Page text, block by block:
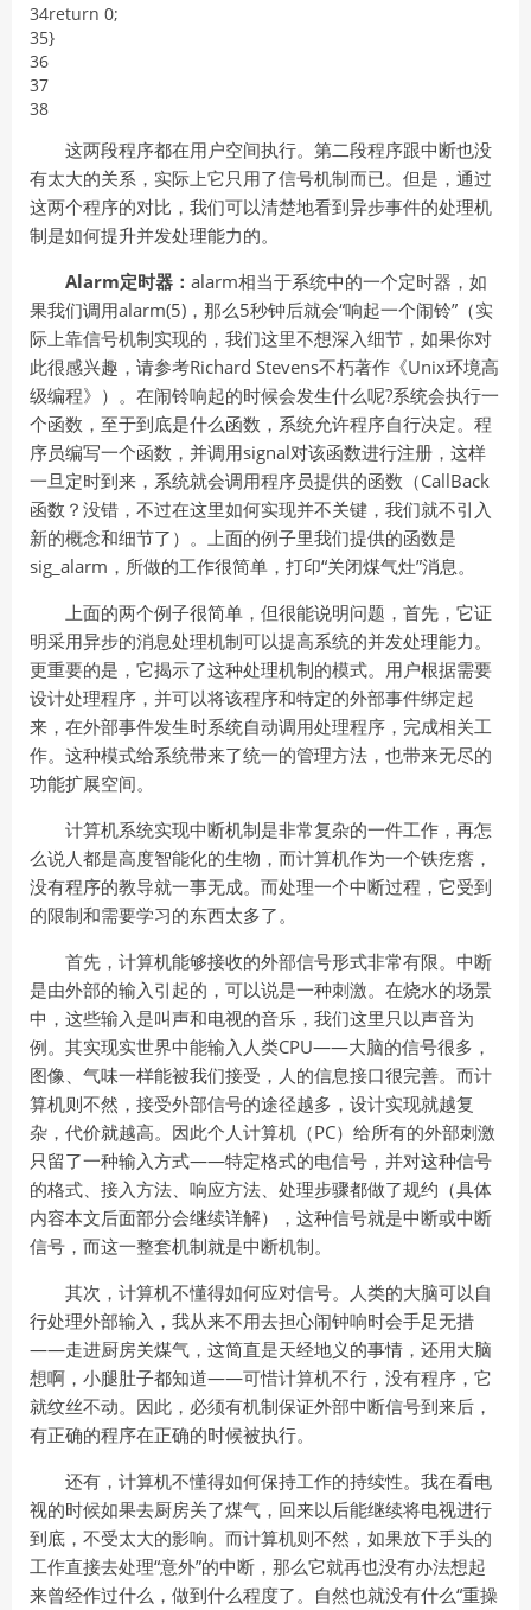
34
35
36
37
38
return 0;
}
这两段程序都在用户空间执行。第二段程序跟中断也没
有太大的关系，实际上它只用了信号机制而已。但是，通过
这两个程序的对比，我们可以清楚地看到异步事件的处理机
制是如何提升并发处理能力的。
Alarm定时器： alarm相当于系统中的一个定时器，如
果我们调用alarm(5)，那么5秒钟后就会“响起一个闹铃”（实
际上靠信号机制实现的，我们这里不想深入细节，如果你对
此很感兴趣，请参考Richard Stevens不朽著作《Unix环境高
级编程》）。在闹铃响起的时候会发生什么呢?系统会执行一
个函数，至于到底是什么函数，系统允许程序自行决定。程
序员编写一个函数，并调用signal对该函数进行注册，这样
一旦定时到来，系统就会调用程序员提供的函数（CallBack
函数？没错，不过在这里如何实现并不关键，我们就不引入
新的概念和细节了）。上面的例子里我们提供的函数是
sig_alarm，所做的工作很简单，打印“关闭煤气灶”消息。
上面的两个例子很简单，但很能说明问题，首先，它证
明采用异步的消息处理机制可以提高系统的并发处理能力。
更重要的是，它揭示了这种处理机制的模式。用户根据需要
设计处理程序，并可以将该程序和特定的外部事件绑定起
来，在外部事件发生时系统自动调用处理程序，完成相关工
作。这种模式给系统带来了统一的管理方法，也带来无尽的
功能扩展空间。
计算机系统实现中断机制是非常复杂的一件工作，再怎
么说人都是高度智能化的生物，而计算机作为一个铁疙瘩，
没有程序的教导就一事无成。而处理一个中断过程，它受到
的限制和需要学习的东西太多了。
首先，计算机能够接收的外部信号形式非常有限。中断
是由外部的输入引起的，可以说是一种刺激。在烧水的场景
中，这些输入是叫声和电视的音乐，我们这里只以声音为
例。其实现实世界中能输入人类CPU——大脑的信号很多，
图像、气味一样能被我们接受，人的信息接口很完善。而计
算机则不然，接受外部信号的途径越多，设计实现就越复
杂，代价就越高。因此个人计算机（PC）给所有的外部刺激
只留了一种输入方式——特定格式的电信号，并对这种信号
的格式、接入方法、响应方法、处理步骤都做了规约（具体
内容本文后面部分会继续详解），这种信号就是中断或中断
信号，而这一整套机制就是中断机制。
其次，计算机不懂得如何应对信号。人类的大脑可以自
行处理外部输入，我从来不用去担心闹钟响时会手足无措
——走进厨房关煤气，这简直是天经地义的事情，还用大脑
想啊，小腿肚子都知道——可惜计算机不行，没有程序，它
就纹丝不动。因此，必须有机制保证外部中断信号到来后，
有正确的程序在正确的时候被执行。
还有，计算机不懂得如何保持工作的持续性。我在看电
视的时候如果去厨房关了煤气，回来以后能继续将电视进行
到底，不受太大的影响。而计算机则不然，如果放下手头的
工作直接去处理“意外”的中断，那么它就再也没有办法想起
来曾经作过什么，做到什么程度了。自然也就没有什么“重操